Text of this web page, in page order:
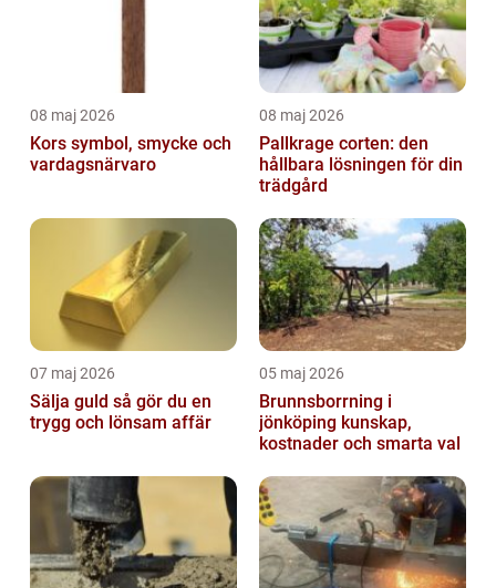
08 maj 2026
Kors symbol, smycke och
vardagsnärvaro
08 maj 2026
Pallkrage corten: den
hållbara lösningen för din
trädgård
07 maj 2026
Sälja guld så gör du en
trygg och lönsam affär
05 maj 2026
Brunnsborrning i
jönköping kunskap,
kostnader och smarta val